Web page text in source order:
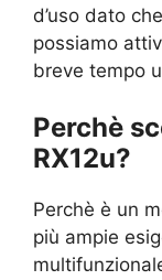
d’uso dato
possiamo
breve tempo
Perchè
RX12u?
Perchè è un
più ampie